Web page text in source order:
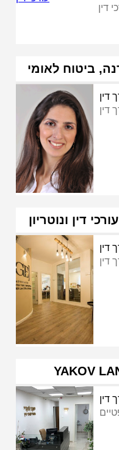
דין
דין
דין
דין
דין
YAKOV
דין